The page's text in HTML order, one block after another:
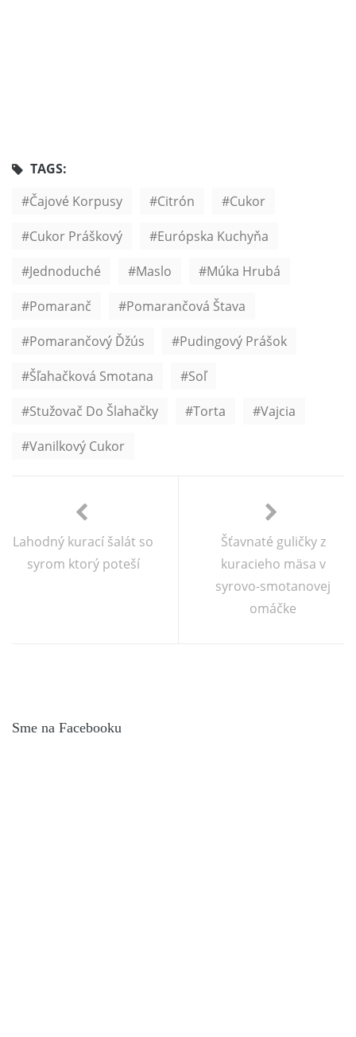
TAGS:
Čajové Korpusy
Citrón
Cukor
Cukor Práškový
Európska Kuchyňa
Jednoduché
Maslo
Múka Hrubá
Pomaranč
Pomarančová Štava
Pomarančový Ďžús
Pudingový Prášok
Šľahačková Smotana
Soľ
Stužovač Do Šlahačky
Torta
Vajcia
Vanilkový Cukor
Lahodný kurací šalát so
syrom ktorý poteší
Šťavnaté guličky z
kuracieho mäsa v
syrovo-smotanovej
omáčke
Sme na Facebooku